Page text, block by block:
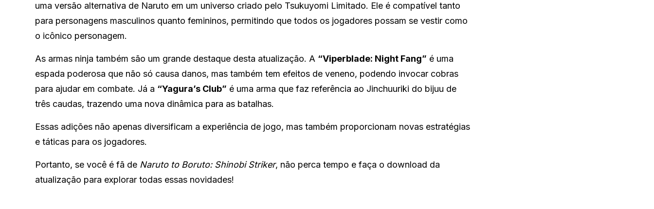
uma versão alternativa de Naruto em um universo criado pelo Tsukuyomi Limitado. Ele é compatível tanto
para personagens masculinos quanto femininos, permitindo que todos os jogadores possam se vestir como
o icônico personagem.
As armas ninja também são um grande destaque desta atualização. A “Viperblade: Night Fang” é uma
espada poderosa que não só causa danos, mas também tem efeitos de veneno, podendo invocar cobras
para ajudar em combate. Já a “Yagura’s Club” é uma arma que faz referência ao Jinchuuriki do bijuu de
três caudas, trazendo uma nova dinâmica para as batalhas.
Essas adições não apenas diversificam a experiência de jogo, mas também proporcionam novas estratégias
e táticas para os jogadores.
Portanto, se você é fã de Naruto to Boruto: Shinobi Striker, não perca tempo e faça o download da
atualização para explorar todas essas novidades!